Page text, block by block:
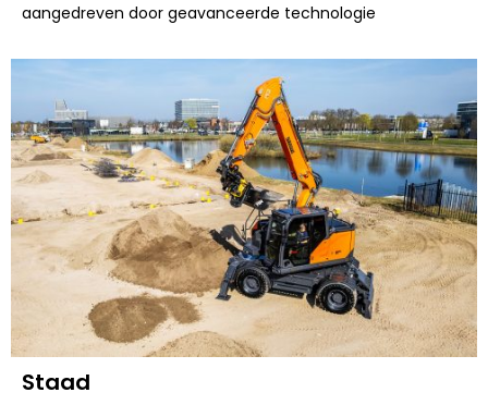
aangedreven door geavanceerde technologie
Staad